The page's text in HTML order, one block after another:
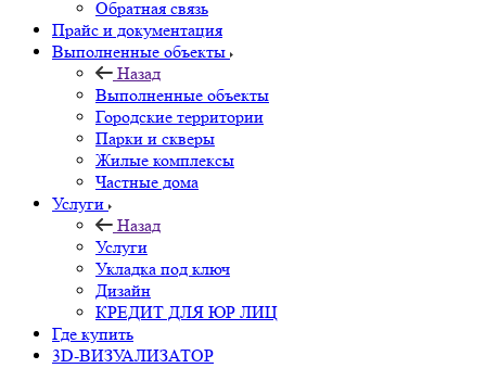
Обратная связь
Прайс и документация
Выполненные объекты
Назад
Выполненные объекты
Городские территории
Парки и скверы
Жилые комплексы
Частные дома
Услуги
Назад
Услуги
Укладка под ключ
Дизайн
КРЕДИТ ДЛЯ ЮР ЛИЦ
Где купить
3D-ВИЗУАЛИЗАТОР